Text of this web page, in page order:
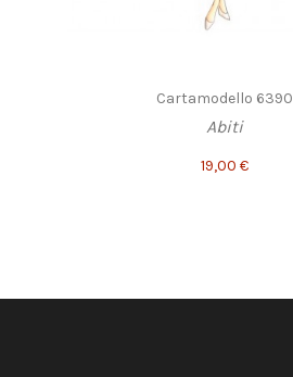
Cartamodello 6390
Abiti
19,00 €